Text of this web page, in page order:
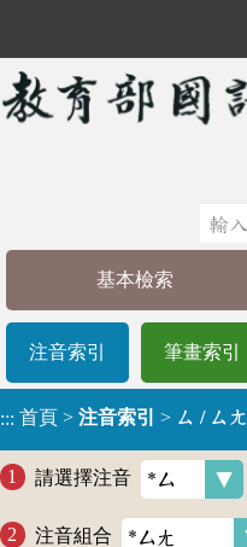
基本檢索
注音索引 筆畫索引
::: 首頁 > 注音索引 > ㄙ / ㄙㄤ
請選擇注音
注音組合